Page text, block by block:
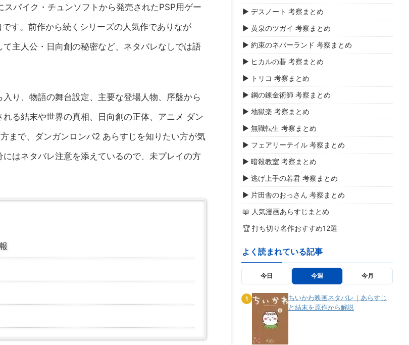
パイク・チュンソフトから発売されたPSP用ゲー
す。前作から続くシリーズの人気作でありなが
主人公・日向創の秘密など、ネタバレなしでは語
り、物語の舞台設定、主要な登場人物、序盤から
る結末や世界の真相、日向創の正体、アニメ ダン
まで、ダンガンロンパ2 あらすじを知りたい方が気
はネタバレ注意を添えているので、未プレイの方
▶ デスノート 考察まとめ
▶ 黄泉のツガイ 考察まとめ
▶ 約束のネバーランド 考察まとめ
▶ ヒカルの碁 考察まとめ
▶ トリコ 考察まとめ
▶ 鋼の錬金術師 考察まとめ
▶ 地獄楽 考察まとめ
▶ 無職転生 考察まとめ
▶ フェアリーテイル 考察まとめ
▶ 暗殺教室 考察まとめ
▶ 逃げ上手の若君 考察まとめ
▶ 片田舎のおっさん 考察まとめ
📖 人気漫画あらすじまとめ
🏆 打ち切り名作おすすめ12選
よく読まれている記事
今日 今週 今月
1
ちいかわ映画ネタバレ｜あらすじ
と結末を原作から解説